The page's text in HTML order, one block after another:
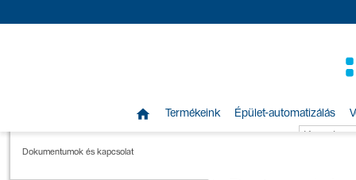
 Termékeink Épület-automatizálás
Dokumentumok és kapcsolat